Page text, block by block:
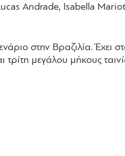
Andrade, Isabella
στην Βραζιλία. Έχει
τρίτη μεγάλου μήκους